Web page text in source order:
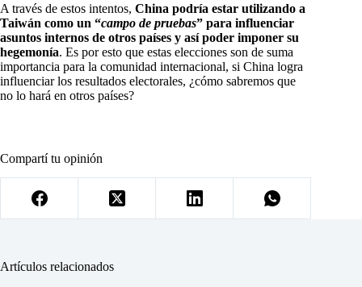
A través de estos intentos, China podría estar utilizando a
Taiwán como un “campo de pruebas” para influenciar
asuntos internos de otros países y así poder imponer su
hegemonía. Es por esto que estas elecciones son de suma
importancia para la comunidad internacional, si China logra
influenciar los resultados electorales, ¿cómo sabremos que
no lo hará en otros países?
Compartí tu opinión
Artículos relacionados